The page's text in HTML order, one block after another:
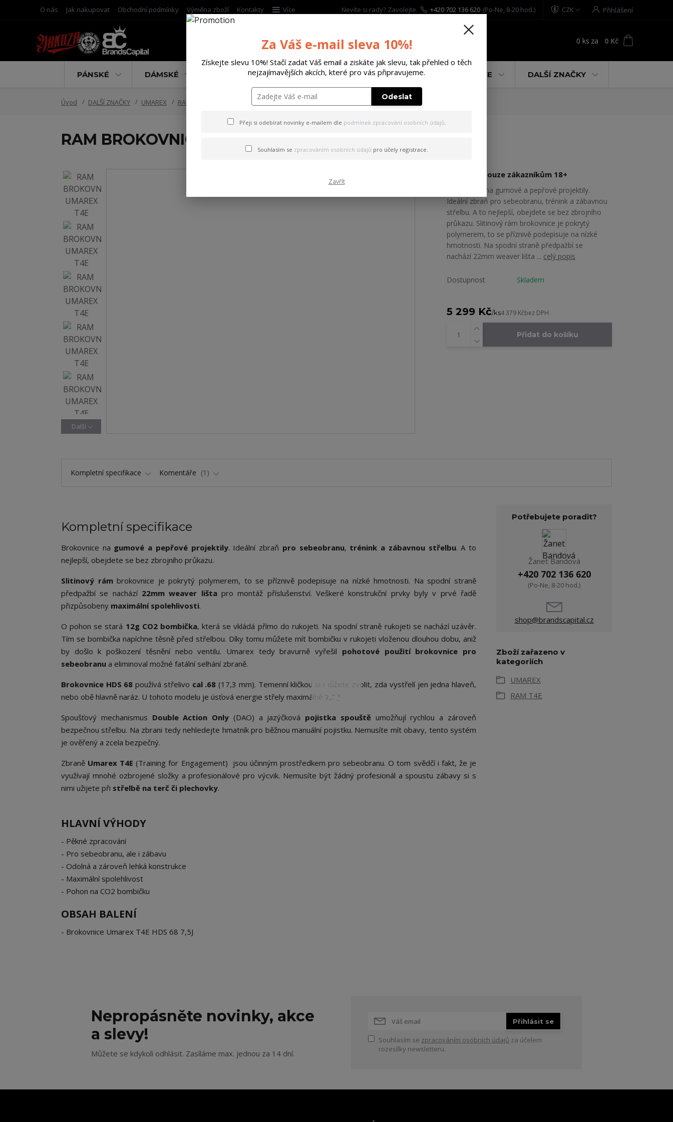
O nás Jak nakupovat Obchodní podmínky Výměna zboží Kontakty Více CZK Přihlášení
Nevíte si rady? Zavolejte. +420 702 136 620 (Po-Ne, 8-20 hod.)
0 ks za 0 Kč
PÁNSKÉ DÁMSKÉ DOPLŇKY DÁRKOVÉ POUKAZY % AKCE DALŠÍ ZNAČKY
Úvod DALŠÍ ZNAČKY UMAREX RAM T4E RAM BROKOVNICE UMAREX T4E
RAM BROKOVNICE UMAREX T4E
Další
Prodejné pouze zákazníkům 18+
Brokovnice na gumové a pepřové projektily.
Ideální zbraň pro sebeobranu, trénink a zábavnou
střelbu. A to nejlepší, obejdete se bez zbrojního
průkazu. Slitinový rám brokovnice je pokrytý
polymerem, to se příznivě podepisuje na nízké
hmotnosti. Na spodní straně předpažbí se
nachází 22mm weaver lišta ... celý popis
Dostupnost Skladem
5 299 Kč/ks4 379 Kčbez DPH
Přidat do košíku
Kompletní specifikace Komentáře 1
Kompletní specifikace
Brokovnice na gumové a pepřové projektily. Ideální zbraň pro sebeobranu, trénink a zábavnou střelbu. A to
nejlepší, obejdete se bez zbrojního průkazu.
Slitinový rámbrokovnice je pokrytý polymerem, to se příznivě podepisuje na nízké hmotnosti. Na spodní straně
předpažbí se nachází 22mm weaver lištapro montáž příslušenství. Veškeré konstrukční prvky byly v prvé řadě
přizpůsobeny maximální spolehlivosti.
O pohon se stará 12g CO2 bombička, která se vkládá přímo do rukojeti. Na spodní straně rukojeti se nachází uzávěr.
Tím se bombička napíchne těsně před střelbou. Díky tomu můžete mít bombičku v rukojeti vloženou dlouhou dobu, aniž
by došlo k poškození těsnění nebo ventilu. Umarex tedy bravurně vyřešil pohotové použití brokovnice pro
sebeobranu a eliminoval možné fatální selhání zbraně.
Brokovnice HDS 68používá střelivo cal .68 (17,3 mm). Temenní kličkou si můžete zvolit, zda vystřelí jen jedna hlaveň,
nebo obě hlavně naráz. U tohoto modelu je úsťová energie střely maximálně
Spoušťový mechanismus Double Action Only (DAO) a jazýčková pojistka spouště umožňují rychlou a zároveň
bezpečnou střelbu. Na zbrani tedy nehledejte hmatník pro běžnou manuální pojistku. Nemusíte mít obavy, tento systém
je ověřený a zcela bezpečný.
Zbraně Umarex T4E (Training for Engagement) jsou účinným prostředkem pro sebeobranu. O tom svědčí i fakt, že je
využívají mnohé ozbrojené složky a profesionálové pro výcvik. Nemusíte být žádný profesionál a spoustu zábavy si s
nimi užijete při střelbě na terč či plechovky.
HLAVNÍ VÝHODY
- Pěkné zpracování
- Pro sebeobranu, ale i zábavu
- Odolná a zároveň lehká konstrukce
- Maximální spolehlivost
- Pohon na CO2 bombičku
OBSAH BALENÍ
- Brokovnice Umarex T4E HDS 68 7,5J
Potřebujete poradit?
Žanet Bandová
+420 702 136 620
(Po-Ne, 8-20 hod.)
shop@brandscapital.cz
Zboží zařazeno v
kategoriích
UMAREX
RAM T4E
Nepropásněte novinky, akce
a slevy!
Můžete se kdykoli odhlásit. Zasíláme max. jednou za 14 dní.
Přihlásit se
Souhlasím se zpracováním osobních údajů za účelem
rozesílky newsletteru.
Za Váš e-mail sleva 10%!
Získejte slevu 10%! Stačí zadat Váš email a ziskáte jak slevu, tak přehled o těch
nejzajímavějších akcích, které pro vás připravujeme.
Odeslat
Přeji si odebírat novinky e-mailem dle podmínek zpracování osobních údajů.
Souhlasím se zpracováním osobních údajů pro účely registrace.
Zavřít